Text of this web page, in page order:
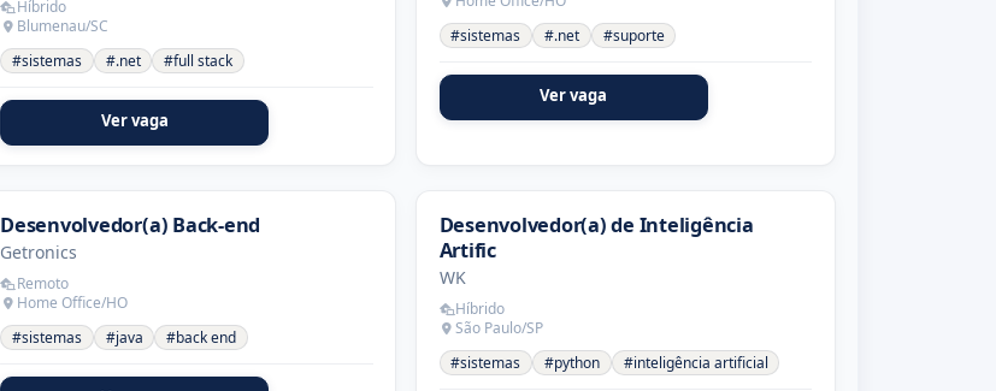
Híbrido
Blumenau/SC
#sistemas
#.net #full stack
Ver vaga
#sistemas
#.net #suporte
Ver vaga
Desenvolvedor(a) Back-end
Getronics
Remoto
Home Office/HO
#sistemas
#java #back end
Desenvolvedor(a) de Inteligência
Artific
WK
Híbrido
São Paulo/SP
#sistemas
#python #inteligência artificial